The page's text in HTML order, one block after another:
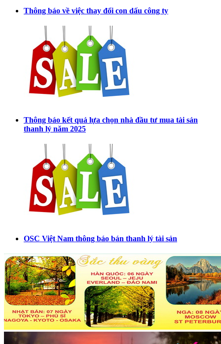
Thông báo về việc thay đổi con dấu công ty
Thông báo kết quả lựa chọn nhà đầu tư mua tài sản
thanh lý năm 2025
OSC Việt Nam thông báo bán thanh lý tài sản